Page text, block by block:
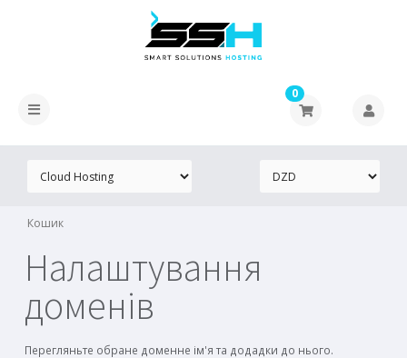
0
Кошик
Налаштування
доменів
Перегляньте обране доменне ім'я та додадки до нього.